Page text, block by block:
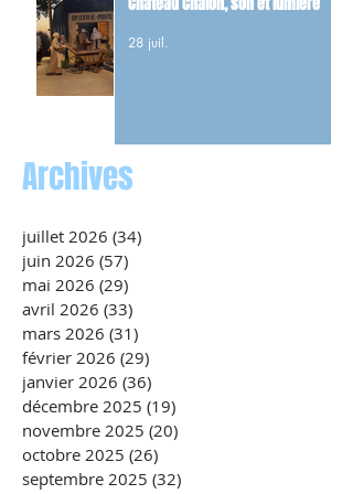
28 juil.
Archives
juillet 2026 (34)
juin 2026 (57)
mai 2026 (29)
avril 2026 (33)
mars 2026 (31)
février 2026 (29)
janvier 2026 (36)
décembre 2025 (19)
novembre 2025 (20)
octobre 2025 (26)
septembre 2025 (32)